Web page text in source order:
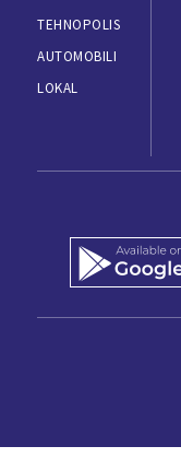
TEHNOPOLIS
AUTOMOBILI
LOKAL